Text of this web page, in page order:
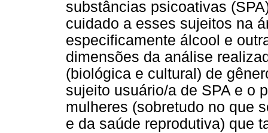
substâncias psicoativas
cuidado a esses sujeitos na
especificamente álcool e
dimensões da análise
(biológica e cultural) de
sujeito usuário/a de SPA e o
mulheres (sobretudo no que
e da saúde reprodutiva) que